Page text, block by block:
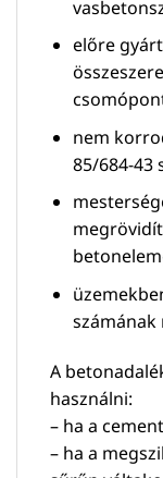
előre
nem
85/684-43
számának
A
használni:
– ha a
– ha a